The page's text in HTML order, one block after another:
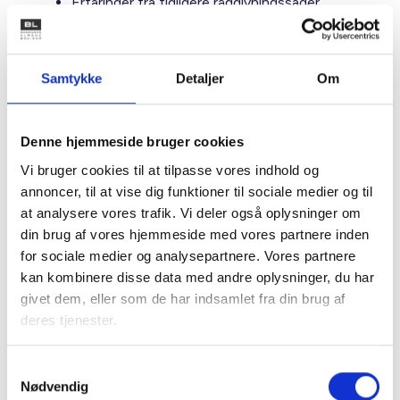
Samtykke Detaljer Om
Denne hjemmeside bruger cookies
Vi bruger cookies til at tilpasse vores indhold og
annoncer, til at vise dig funktioner til sociale medier og til
at analysere vores trafik. Vi deler også oplysninger om
din brug af vores hjemmeside med vores partnere inden
for sociale medier og analysepartnere. Vores partnere
kan kombinere disse data med andre oplysninger, du har
givet dem, eller som de har indsamlet fra din brug af
deres tjenester.
Nødvendig
Vi afslutter med spørgsmål og debat, så vidt
formen og tiden tillader det.
BL udbyder webinaret i samarbejde med
samarbejder med om at levere rådgivning på
tv- og bredbåndsområdet.
Målgruppe
Ansatte og valgte med interesse for emnet
Tilmelding
Senest kl. 12.00 dagen inden webinaret